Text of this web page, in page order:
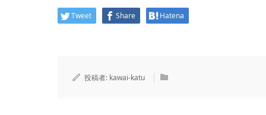
Tweet Share Hatena
投稿者: kawai-katu